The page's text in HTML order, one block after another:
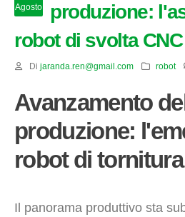
Agosto
produzione:
robot di svolta CNC
Di jaranda.ren@gmail.com robot
Avanzamento
produzione:
robot di
Il panorama produttivo sta